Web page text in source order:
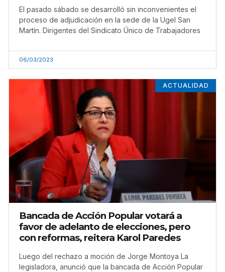
El pasado sábado se desarrolló sin inconvenientes el
proceso de adjudicación en la sede de la Ugel San
Martín. Dirigentes del Sindicato Único de Trabajadores
06/03/2023
ACTUALIDAD
Bancada de Acción Popular votará a
favor de adelanto de elecciones, pero
con reformas, reitera Karol Paredes
Luego del rechazo a moción de Jorge Montoya La
legisladora, anunció que la bancada de Acción Popular